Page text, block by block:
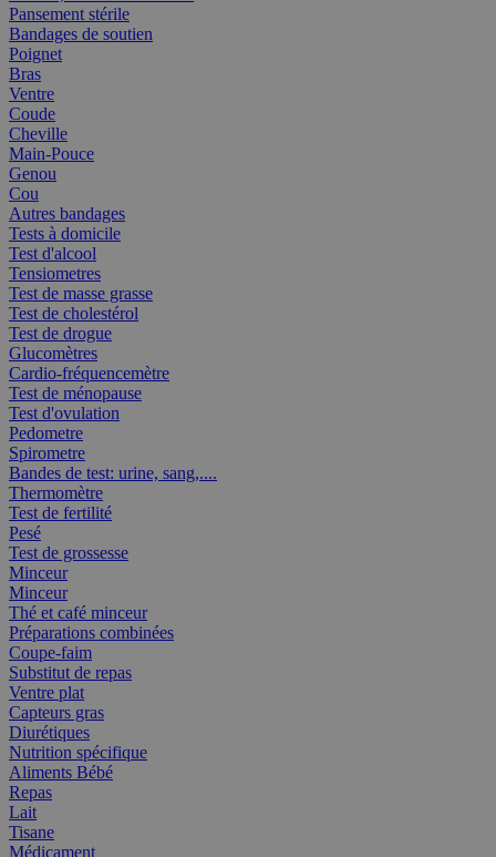
Pansement stérile
Bandages de soutien
Poignet
Bras
Ventre
Coude
Cheville
Main-Pouce
Genou
Cou
Autres bandages
Tests à domicile
Test d'alcool
Tensiometres
Test de masse grasse
Test de cholestérol
Test de drogue
Glucomètres
Cardio-fréquencemètre
Test de ménopause
Test d'ovulation
Pedometre
Spirometre
Bandes de test: urine, sang,....
Thermomètre
Test de fertilité
Pesé
Test de grossesse
Minceur
Minceur
Thé et café minceur
Préparations combinées
Coupe-faim
Substitut de repas
Ventre plat
Capteurs gras
Diurétiques
Nutrition spécifique
Aliments Bébé
Repas
Lait
Tisane
Médicament